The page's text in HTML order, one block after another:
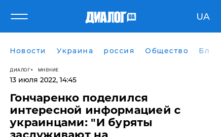
UA
Новости Украина россия Общество
ДИАЛОГ МНЕНИЕ
13 июля 2022, 14:45
Гончаренко поделился
интересной информацией с
украинцами: "И буряты